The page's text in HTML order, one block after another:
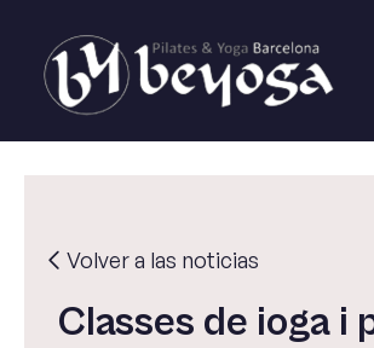
contingut
Volver a las noticias
Classes de ioga i